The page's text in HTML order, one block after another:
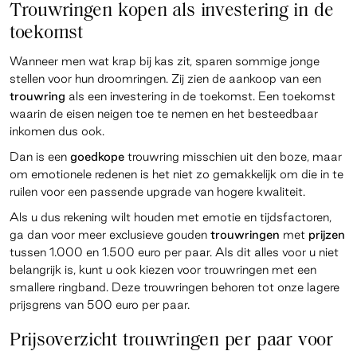
Trouwringen kopen als investering in de
toekomst
Wanneer men wat krap bij kas zit, sparen sommige jonge
stellen voor hun droomringen. Zij zien de aankoop van een
trouwring als een investering in de toekomst. Een toekomst
waarin de eisen neigen toe te nemen en het besteedbaar
inkomen dus ook.
Dan is een goedkope trouwring misschien uit den boze, maar
om emotionele redenen is het niet zo gemakkelijk om die in te
ruilen voor een passende upgrade van hogere kwaliteit.
Als u dus rekening wilt houden met emotie en tijdsfactoren,
ga dan voor meer exclusieve gouden trouwringen met prijzen
tussen 1.000 en 1.500 euro per paar. Als dit alles voor u niet
belangrijk is, kunt u ook kiezen voor trouwringen met een
smallere ringband. Deze trouwringen behoren tot onze lagere
prijsgrens van 500 euro per paar.
Prijsoverzicht trouwringen per paar voor